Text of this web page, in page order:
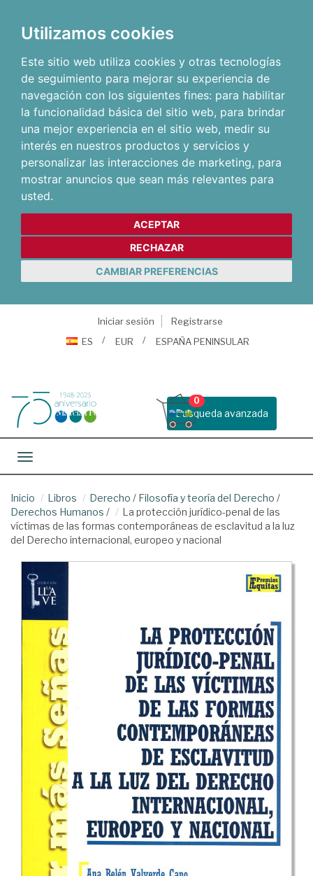
Utilizamos cookies
Este sitio web utiliza cookies y otras tecnologías
de seguimiento para mejorar su experiencia de
navegación con los siguientes fines: para habilitar
la funcionalidad básica del sitio web, para brindar
una mejor experiencia en el sitio web, medir su
interés en nuestros productos y servicios y
personalizar las interacciones de marketing, para
mostrar anuncios que sean más relevantes para
usted.
ACEPTAR
RECHAZAR
CAMBIAR PREFERENCIAS
Iniciar sesión
Registrarse
ES
EUR ESPAÑA PENINSULAR
Busqueda avanzada
0
Toggle navigation
Inicio Libros Derecho / Filosofía y teoría del Derecho /
Derechos Humanos /
La protección jurídico-penal de las
víctimas de las formas contemporáneas de esclavitud a la luz
del Derecho internacional, europeo y nacional